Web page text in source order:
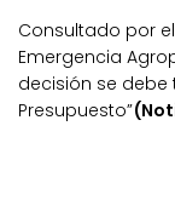
Consultado por
Emergencia
decisión se
Presupuesto”